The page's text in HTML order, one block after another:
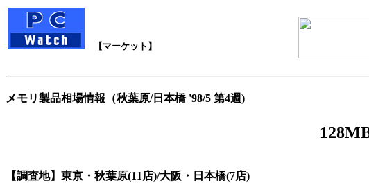
【マーケット】
メモリ製品相場情報（秋葉原/日本橋 '98/5 第4週)
【調査地】東京・秋葉原(11店)/大阪・日本橋(7店)